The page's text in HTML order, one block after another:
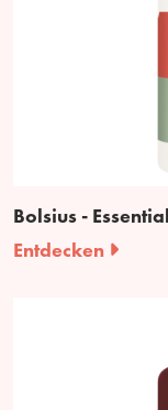
Bolsius -
Entdecken